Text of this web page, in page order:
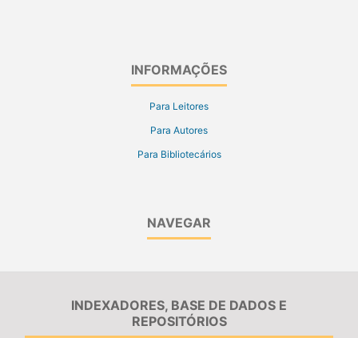
INFORMAÇÕES
Para Leitores
Para Autores
Para Bibliotecários
NAVEGAR
INDEXADORES, BASE DE DADOS E
REPOSITÓRIOS